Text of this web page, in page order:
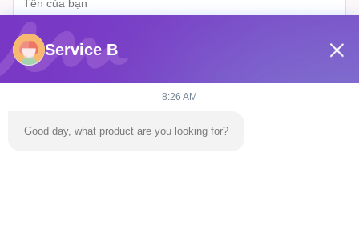
Service B
8:26 AM
Good day, what product are you looking for?